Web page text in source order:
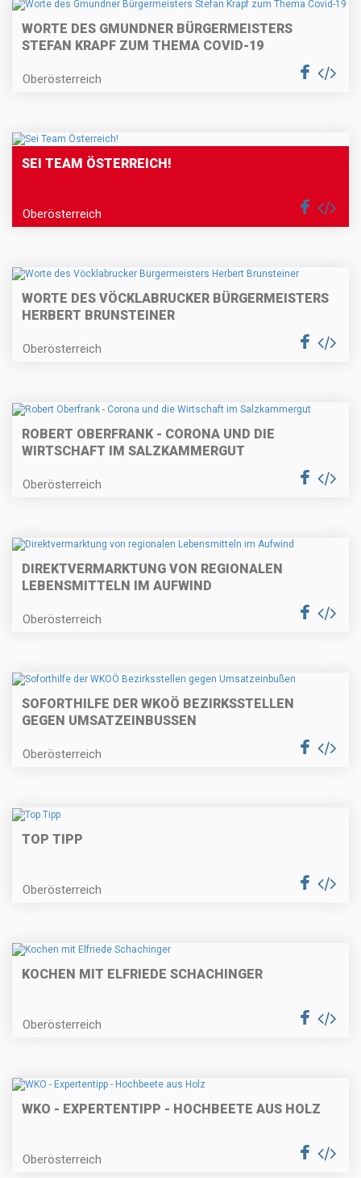
WORTE DES GMUNDNER BÜRGERMEISTERS
STEFAN KRAPF ZUM THEMA COVID-19
Oberösterreich
SEI TEAM ÖSTERREICH!
Oberösterreich
WORTE DES VÖCKLABRUCKER BÜRGERMEISTERS
HERBERT BRUNSTEINER
Oberösterreich
ROBERT OBERFRANK - CORONA UND DIE
WIRTSCHAFT IM SALZKAMMERGUT
Oberösterreich
DIREKTVERMARKTUNG VON REGIONALEN
LEBENSMITTELN IM AUFWIND
Oberösterreich
SOFORTHILFE DER WKOÖ BEZIRKSSTELLEN
GEGEN UMSATZEINBUSSEN
Oberösterreich
TOP TIPP
Oberösterreich
KOCHEN MIT ELFRIEDE SCHACHINGER
Oberösterreich
WKO - EXPERTENTIPP - HOCHBEETE AUS HOLZ
Oberösterreich